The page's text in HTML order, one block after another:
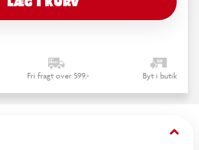
Fri fragt over 599,- Byt i butik
keyboard_arrow_down